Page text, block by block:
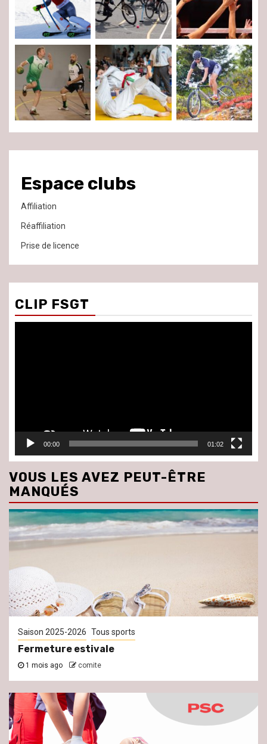
Espace clubs
Affiliation
Réaffiliation
Prise de licence
CLIP FSGT
00:00 01:02
VOUS LES AVEZ PEUT-ÊTRE
MANQUÉS
Saison 2025-2026 Tous sports
Fermeture estivale
1 mois ago comite